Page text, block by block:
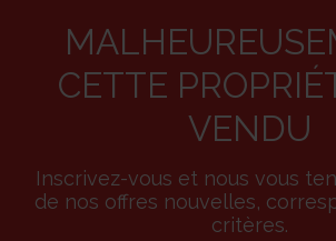
CETTE
VENDU
Inscrivez-vous et nous vous
de nos offres nouvelles,
critères.